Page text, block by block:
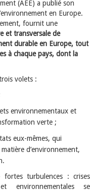
(AEE) a publié son
en Europe.
fournit une
et transversale de
durable en Europe, tout
à chaque pays, dont la
volets :
environnementaux et
verte ;
eux-mêmes, qui
d’environnement,
turbulences : crises
environnementales se